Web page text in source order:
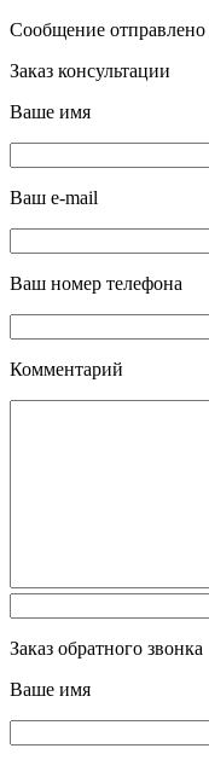
Сообщение отправлено
Заказ консультации
Ваше имя
Ваш e-mail
Ваш номер телефона
Комментарий
Заказ обратного звонка
Ваше имя